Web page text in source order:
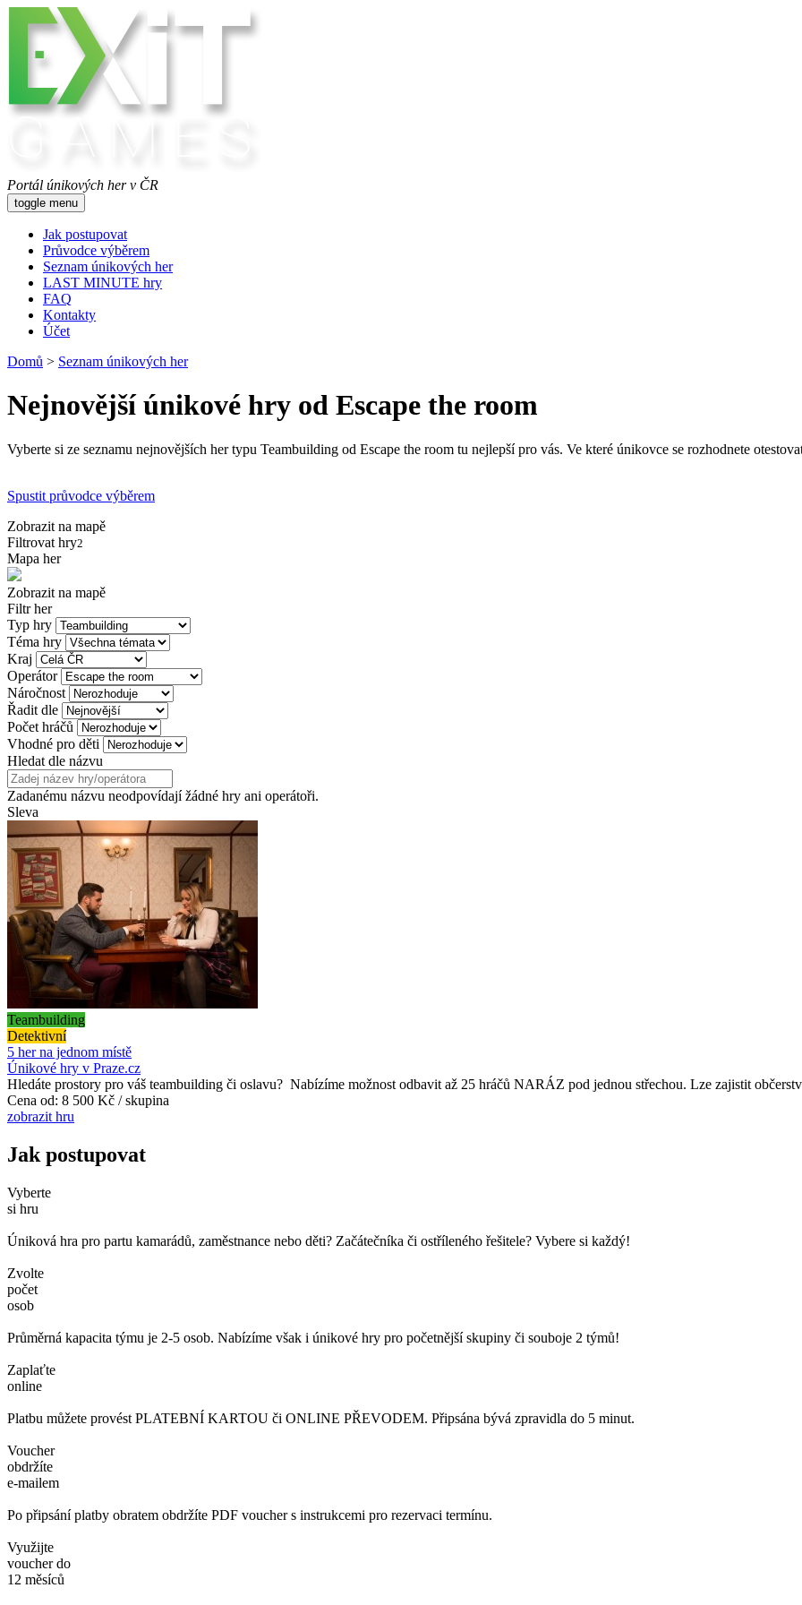
Portál únikových her v ČR
toggle menu
Jak postupovat
Průvodce výběrem
Seznam únikových her
LAST MINUTE hry
FAQ
Kontakty
Účet
Domů > Seznam únikových her
Nejnovější únikové hry od Escape the room
Vyberte si ze seznamu nejnovějších her typu Teambuilding od Escape the room tu nejlepší pro vás. Ve které únikovce se rozhodnete
Spustit průvodce výběrem
Zobrazit na mapě
Filtrovat hry2
Mapa her
Zobrazit na mapě
Filtr her
Typ hry
Téma hry
Kraj
Operátor
Náročnost
Řadit dle
Počet hráčů
Vhodné pro děti
Hledat dle názvu
Zadanému názvu neodpovídají žádné hry ani operátoři.
Sleva
Teambuilding
Detektivní
5 her na jednom místě
Únikové hry v Praze.cz
Hledáte prostory pro váš teambuilding či oslavu? Nabízíme možnost odbavit až 25 hráčů NARÁZ pod jednou střechou. Lze zajistit
Cena od: 8 500 Kč / skupina
zobrazit hru
Jak postupovat
Vyberte
si hru
Úniková hra pro partu kamarádů, zaměstnance nebo děti? Začátečníka či ostříleného řešitele? Vybere si každý!
Zvolte
počet
osob
Průměrná kapacita týmu je 2-5 osob. Nabízíme však i únikové hry pro početnější skupiny či souboje 2 týmů!
Zaplaťte
online
Platbu můžete provést PLATEBNÍ KARTOU či ONLINE PŘEVODEM. Připsána bývá zpravidla do 5 minut.
Voucher
obdržíte
e-mailem
Po připsání platby obratem obdržíte PDF voucher s instrukcemi pro rezervaci termínu.
Využijte
voucher do
12 měsíců